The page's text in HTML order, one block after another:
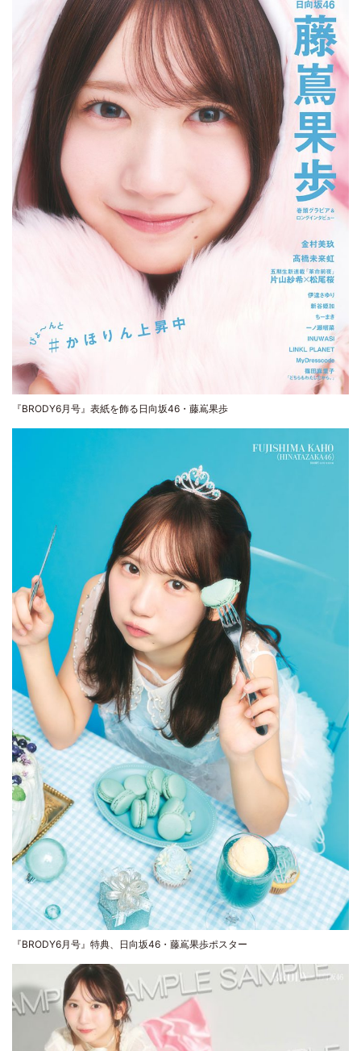
『BRODY6月号』表紙を飾る日向坂46・藤嶌果歩
『BRODY6月号』特典、日向坂46・藤嶌果歩ポスター